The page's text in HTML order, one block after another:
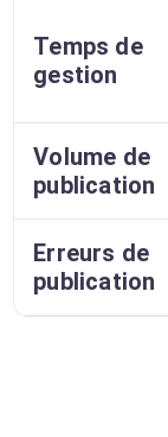
Temps de
gestion
Volume de
publication
Erreurs de
publication